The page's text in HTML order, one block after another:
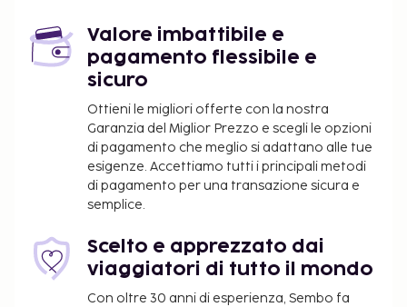
Valore imbattibile e
pagamento flessibile e
sicuro
Ottieni le migliori offerte con la nostra
Garanzia del Miglior Prezzo e scegli le opzioni
di pagamento che meglio si adattano alle tue
esigenze. Accettiamo tutti i principali metodi
di pagamento per una transazione sicura e
semplice.
Scelto e apprezzato dai
viaggiatori di tutto il mondo
Con oltre 30 anni di esperienza, Sembo fa